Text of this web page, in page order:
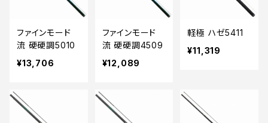
ファインモード
流 硬硬調5010
¥13,706
ファインモード
流 硬硬調4509
¥12,089
軽極 ハゼ5411
¥11,319